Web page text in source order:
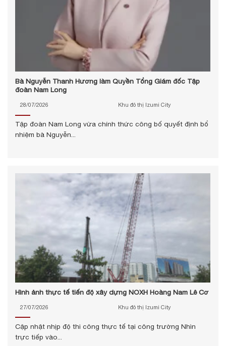
Bà Nguyễn Thanh Hương làm Quyền Tổng Giám đốc Tập
đoàn Nam Long
28/07/2026 Khu đô thị Izumi City
Tập đoàn Nam Long vừa chính thức công bố quyết định bổ
nhiệm bà Nguyễn...
Hình ảnh thực tế tiến độ xây dựng NOXH Hoàng Nam Lê Cơ
27/07/2026 Khu đô thị Izumi City
Cập nhật nhịp độ thi công thực tế tại công trường Nhìn
trực tiếp vào...